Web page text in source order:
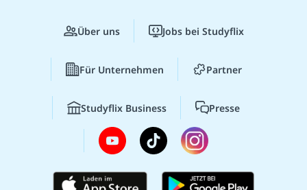
Über uns Jobs bei Studyflix
Für Unternehmen Partner
Studyflix Business Presse